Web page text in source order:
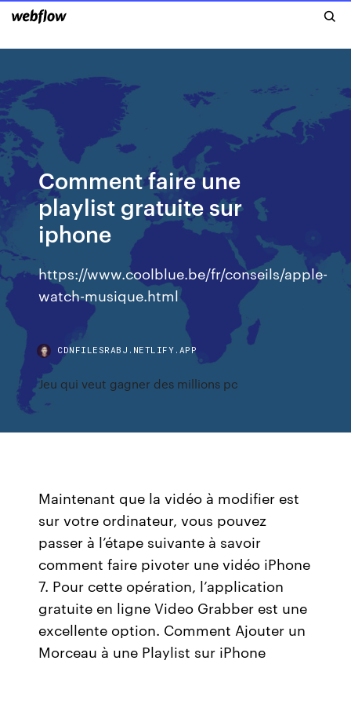
Comment faire une
playlist gratuite sur
iphone
https://www.coolblue.be/fr/conseils/apple-
watch-musique.html
CDNFILESRABJ.NETLIFY.APP
Jeu qui veut gagner des millions pc
Maintenant que la vidéo à modifier est
sur votre ordinateur, vous pouvez
passer à l’étape suivante à savoir
comment faire pivoter une vidéo iPhone
7. Pour cette opération, l’application
gratuite en ligne Video Grabber est une
excellente option. Comment Ajouter un
Morceau à une Playlist sur iPhone